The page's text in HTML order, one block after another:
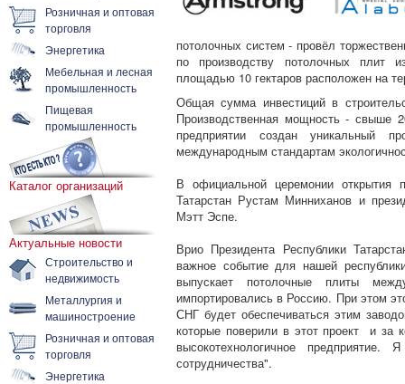
Розничная и оптовая
торговля
Энергетика
Мебельная и лесная
промышленность
Пищевая
промышленность
Каталог организаций
Актуальные новости
Строительство и
недвижимость
Металлургия и
машиностроение
Розничная и оптовая
торговля
Энергетика
потолочных систем - провёл
по производству потолочных плит
площадью 10 гектаров расположен на
Общая сумма инвестиций в
Производственная мощность - свыше
предприятии создан уникальный
международным стандартам
В официальной церемонии открытия
Татарстан Рустам Минниханов и
Мэтт Эспе.
Врио Президента Республики
важное событие для нашей
выпускает потолочные плиты
импортировались в Россию. При этом
СНГ будет обеспечиваться этим
которые поверили в этот проект и за
высокотехнологичное
сотрудничества".